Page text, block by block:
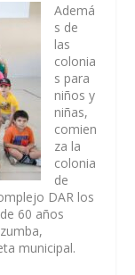
Ademá
s de
las
colonia
s para
niños y
niñas,
comien
za la
colonia
de
DAR los
60 años
municipal.